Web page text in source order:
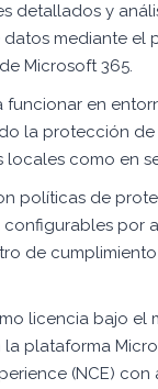
detallados y
mediante el
Microsoft 365.
funcionar en
la protección
locales como en
políticas de
por
de
licencia bajo el
la plataforma
(NCE) con